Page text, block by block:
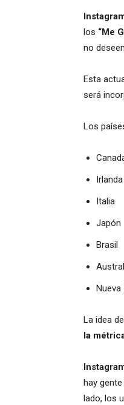
los “Me
no
Esta
será
Los
Irlanda
Italia
Japón
Brasil
Nueva
La idea
la
hay
lado, los